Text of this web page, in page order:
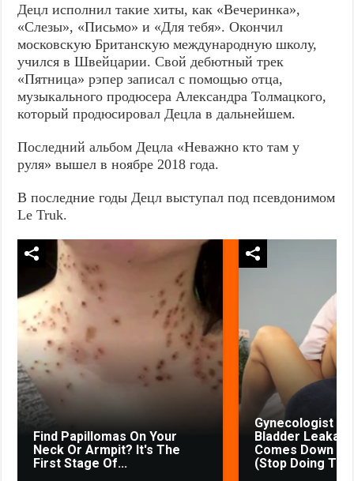
Децл исполнил такие хиты, как «Вечеринка»,
«Слезы», «Письмо» и «Для тебя». Окончил
московскую Британскую международную школу,
учился в Швейцарии. Свой дебютный трек
«Пятница» рэпер записал с помощью отца,
музыкального продюсера Александра Толмацкого,
который продюсировал Децла в дальнейшем.
Последний альбом Децла «Неважно кто там у
руля» вышел в ноябре 2018 года.
В последние годы Децл выступал под псевдонимом
Le Truk.
Find Papillomas On Your
Neck Or Armpit? It's The
First Stage Of...
Gynecologist in
Bladder
Comes Down to
(Stop Doing